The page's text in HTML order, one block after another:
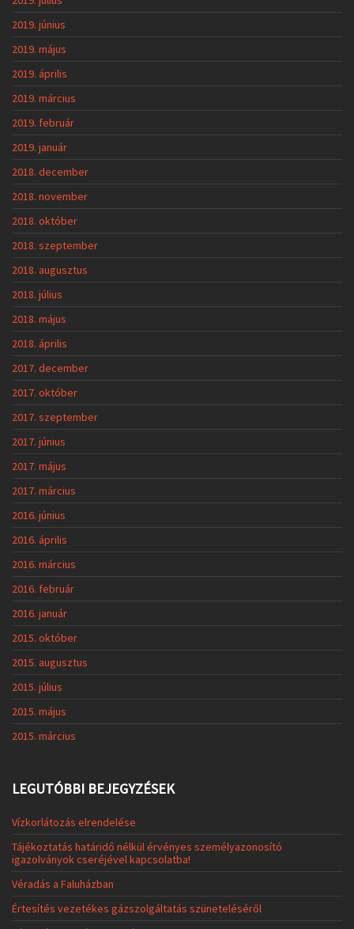
2019. június
2019. május
2019. április
2019. március
2019. február
2019. január
2018. december
2018. november
2018. október
2018. szeptember
2018. augusztus
2018. július
2018. május
2018. április
2017. december
2017. október
2017. szeptember
2017. június
2017. május
2017. március
2016. június
2016. április
2016. március
2016. február
2016. január
2015. október
2015. augusztus
2015. július
2015. május
2015. március
LEGUTÓBBI BEJEGYZÉSEK
Vízkorlátozás elrendelése
Tájékoztatás határidő nélkül érvényes személyazonosító
igazolványok cseréjével kapcsolatba!
Véradás a Faluházban
Értesítés vezetékes gázszolgáltatás szüneteléséről